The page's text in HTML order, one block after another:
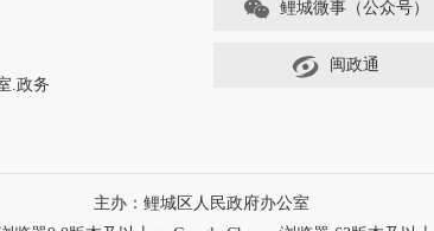
.政务
鲤城微事（公众号）
闽政通
主办：鲤城区人民政府办公室